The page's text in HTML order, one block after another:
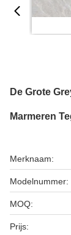
De Grote
Marmeren
Merknaam:
Modelnummer:
MOQ:
Prijs: